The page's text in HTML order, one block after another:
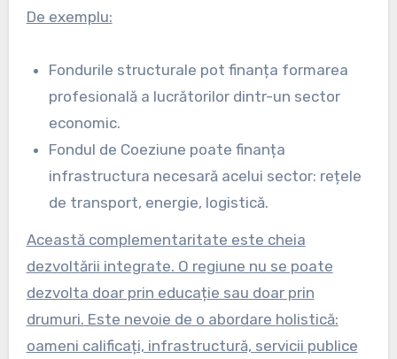
De exemplu:
Fondurile structurale pot finanța formarea
profesională a lucrătorilor dintr-un sector
economic.
Fondul de Coeziune poate finanța
infrastructura necesară acelui sector: rețele
de transport, energie, logistică.
Această complementaritate este cheia
dezvoltării integrate. O regiune nu se poate
dezvolta doar prin educație sau doar prin
drumuri. Este nevoie de o abordare holistică:
oameni calificați, infrastructură, servicii publice